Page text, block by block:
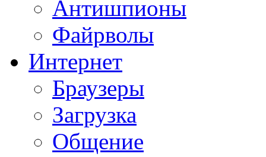
Антишпионы
Файрволы
Интернет
Браузеры
Загрузка
Общение